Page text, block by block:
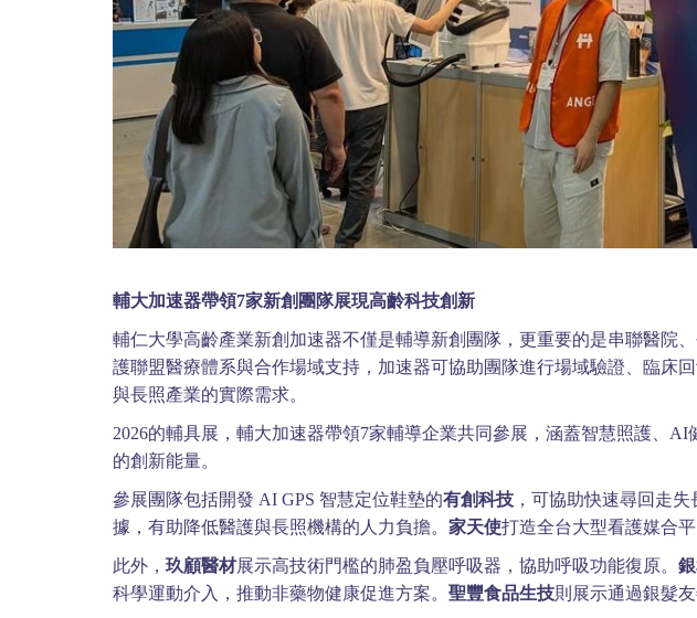
輔大加速器帶領7家新創團隊展現高齡科技創新
輔仁大學高齡產業新創加速器不僅是輔導新創團隊，更重要的是串聯醫院
護聯盟醫療體系與合作場域支持，加速器可協助團隊進行場域驗證、臨床
與長照產業的實際需求。
2026的輔具展，輔大加速器帶領7家輔導企業共同參展，涵蓋智慧照護、
的創新能量。
參展團隊包括開發 AI GPS 智慧定位鞋墊的有創科技 ，可協助快速尋回走失
據，有助降低醫護與長照機構的人力負擔。 家天使打造全台大型看護媒合
此外， 玖顧醫材展示高技術門檻的肺盈負壓呼吸器，協助呼吸功能復原。
科學運動介入，推動非藥物健康促進方案。 聖豐食品生技則展示通過銀髮